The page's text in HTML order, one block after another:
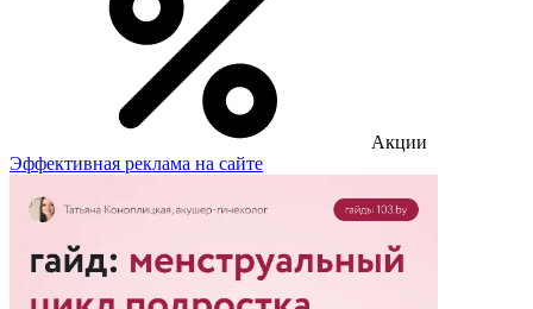
Акции
Эффективная реклама на сайте